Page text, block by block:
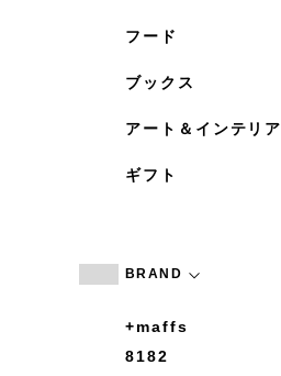
フード
ブックス
アート＆インテリア
ギフト
BRAND
+maffs
8182